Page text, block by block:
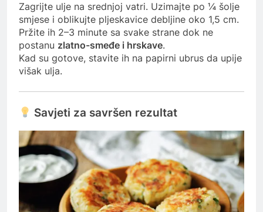
Zagrijte ulje na srednjoj vatri. Uzimajte po ¼ šolje
smjese i oblikujte pljeskavice debljine oko 1,5 cm.
Pržite ih 2–3 minute sa svake strane dok ne
postanu zlatno-smeđe i hrskave.
Kad su gotove, stavite ih na papirni ubrus da upije
višak ulja.
Savjeti za savršen rezultat